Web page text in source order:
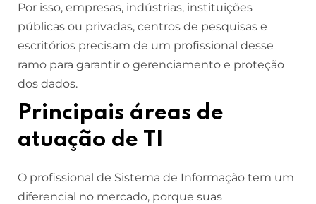
Por isso, empresas, indústrias, instituições
públicas ou privadas, centros de pesquisas e
escritórios precisam de um profissional desse
ramo para garantir o gerenciamento e proteção
dos dados.
Principais áreas de
atuação de TI
O profissional de Sistema de Informação tem um
diferencial no mercado, porque suas